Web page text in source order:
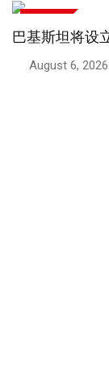
巴基斯